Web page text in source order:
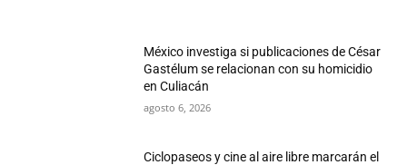
México investiga si publicaciones de César
Gastélum se relacionan con su homicidio
en Culiacán
agosto 6, 2026
Ciclopaseos y cine al aire libre marcarán el